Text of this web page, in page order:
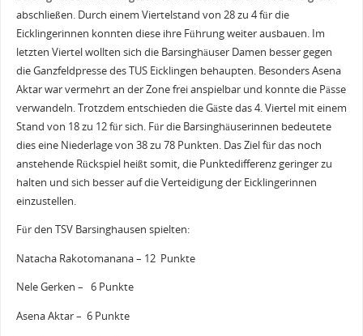
abschließen. Durch einem Viertelstand von 28 zu 4 für die
Eicklingerinnen konnten diese ihre Führung weiter ausbauen. Im
letzten Viertel wollten sich die Barsinghäuser Damen besser gegen
die Ganzfeldpresse des TUS Eicklingen behaupten. Besonders Asena
Aktar war vermehrt an der Zone frei anspielbar und konnte die Pässe
verwandeln. Trotzdem entschieden die Gäste das 4. Viertel mit einem
Stand von 18 zu 12 für sich. Für die Barsinghäuserinnen bedeutete
dies eine Niederlage von 38 zu 78 Punkten. Das Ziel für das noch
anstehende Rückspiel heißt somit, die Punktedifferenz geringer zu
halten und sich besser auf die Verteidigung der Eicklingerinnen
einzustellen.
Für den TSV Barsinghausen spielten:
Natacha Rakotomanana – 12 Punkte
Nele Gerken – 6 Punkte
Asena Aktar – 6 Punkte